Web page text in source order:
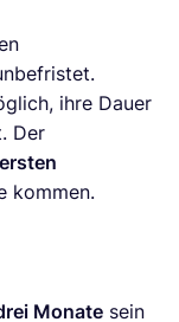
ihre Dauer
Der
kommen.
Monate sein